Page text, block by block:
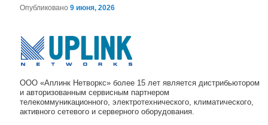
Опубликовано 9 июня, 2026
OОО «Аплинк Нетворкс» более 15 лет является дистрибьютором
и авторизованным сервисным партнером
телекоммуникационного, электротехнического, климатического,
активного сетевого и серверного оборудования.